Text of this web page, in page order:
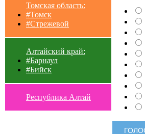
Томская область:
#Томск
#Стрежевой
Алтайский край:
#Барнаул
#Бийск
Республика Алтай